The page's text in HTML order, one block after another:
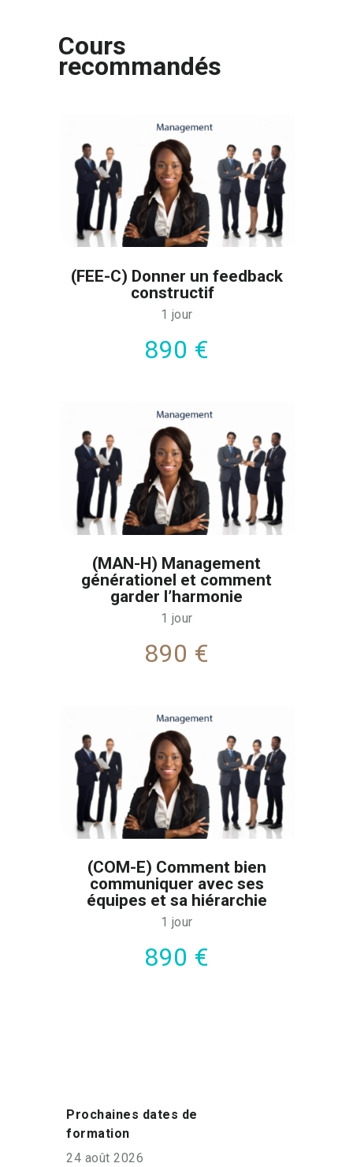
Cours
recommandés
(FEE-C) Donner un feedback
constructif
1 jour
890 €
(MAN-H) Management
générationel et comment
garder l’harmonie
1 jour
890 €
(COM-E) Comment bien
communiquer avec ses
équipes et sa hiérarchie
1 jour
890 €
Prochaines dates de
formation
24 août 2026